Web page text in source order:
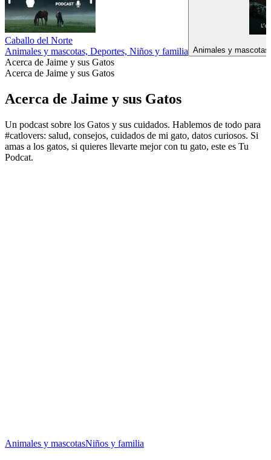
Caballo del Norte
Animales y mascotas, Deportes, Niños y familia Animales y
Acerca de Jaime y sus Gatos
Acerca de Jaime y sus Gatos
Acerca de Jaime y sus Gatos
Un podcast sobre los Gatos y sus cuidados. Hablemos de todo para
#catlovers: salud, consejos, cuidados de mi gato, datos curiosos. Si
amas a los gatos, si quieres llevarte mejor con tu gato, este es Tu
Podcat.
Animales y mascotasNiños y familia